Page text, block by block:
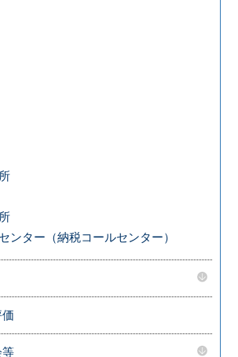
ンター（納税コールセンター）